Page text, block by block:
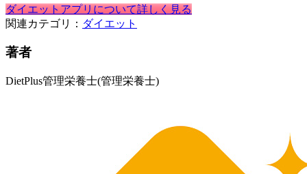
ダイエットアプリについて詳しく見る
関連カテゴリ： ダイエット
著者
DietPlus管理栄養士(管理栄養士)